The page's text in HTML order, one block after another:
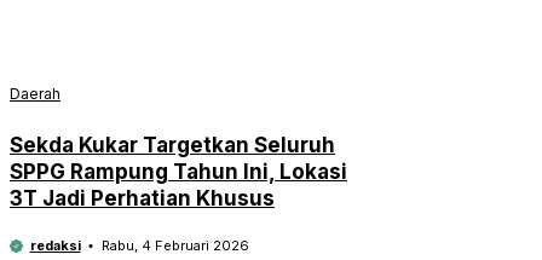
Daerah
Sekda Kukar Targetkan Seluruh
SPPG Rampung Tahun Ini, Lokasi
3T Jadi Perhatian Khusus
redaksi Rabu, 4 Februari 2026